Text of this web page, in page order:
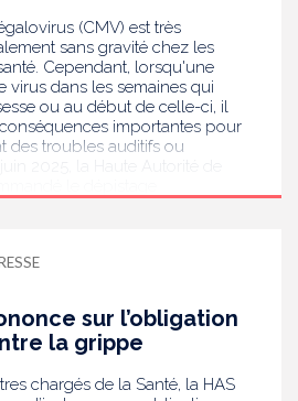
(CMV) est très
sans gravité chez les
Cependant, lorsqu'une
virus dans les semaines qui
ou au début de celle-ci, il
importantes pour
des troubles auditifs ou
recommandations de
guider les professionnels
en charge des femmes
ce dépistage. Objectif :
transmission au futur bébé.
sur l’obligation
la grippe
chargés de la Santé, la HAS